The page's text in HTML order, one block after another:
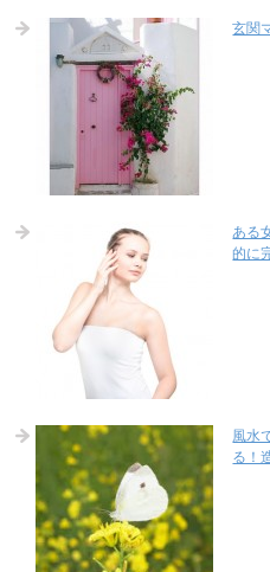
玄関
ある
的に
風水
る！